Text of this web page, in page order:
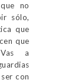
no
sólo,
que
que
a
con